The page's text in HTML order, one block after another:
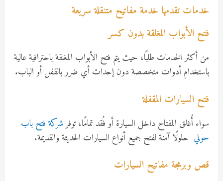
خدمات تقدمها خدمة مفاتيح متنقلة سريعة
فتح الأبواب المغلقة بدون كسر
من أكثر الخدمات طلبًا، حيث يتم فتح الأبواب المغلقة باحترافية عالية
باستخدام أدوات متخصصة دون إحداث أي ضرر بالقفل أو الباب.
فتح السيارات المقفلة
سواء أُغلق المفتاح داخل السيارة أو فُقد تمامًا، توفرشركة فتح باب
حولي حلولًا آمنة لفتح جميع أنواع السيارات الحديثة والقديمة.
قص وبرمجة مفاتيح السيارات